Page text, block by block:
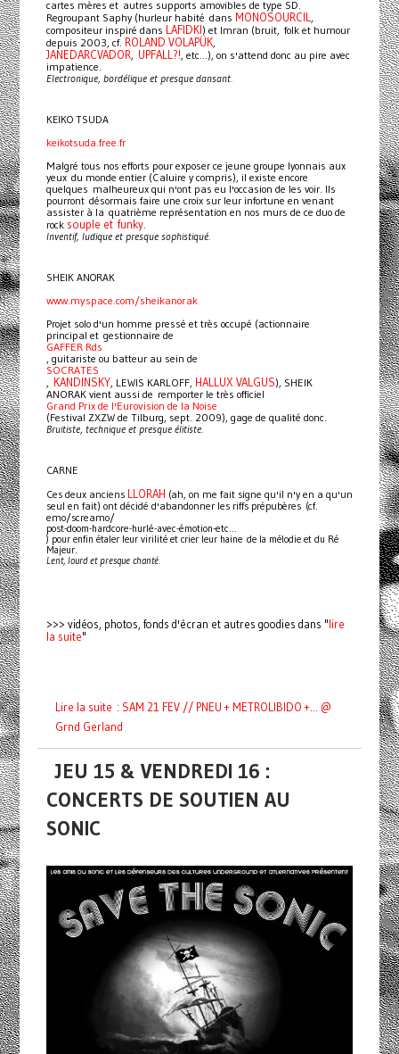
cartes mères et autres supports amovibles de type SD.
Regroupant Saphy (hurleur habité dans MONOSOURCIL ,
compositeur inspiré dans LAFIDKI) et Imran (bruit, folk et humour
depuis 2003, cf. ROLAND VOLAPÜK,
JANEDARCVADOR, UPFALL?!, etc...), on s'attend donc au pire avec
impatience.
Electronique, bordélique et presque dansant.
KEIKO TSUDA
keikotsuda.free.fr
Malgré tous nos efforts pour exposer ce jeune groupe lyonnais aux
yeux du monde entier (Caluire y compris), il existe encore
quelques malheureux qui n'ont pas eu l'occasion de les voir. Ils
pourront désormais faire une croix sur leur infortune en venant
assister à la quatrième représentation en nos murs de ce duo de
rock souple et funky.
Inventif, ludique et presque sophistiqué.
SHEIK ANORAK
www.myspace.com/sheikanorak
Projet solo d'un homme pressé et très occupé (actionnaire
principal et gestionnaire de
GAFFER Rds
, guitariste ou batteur au sein de
SOCRATES
, KANDINSKY, LEWIS KARLOFF, HALLUX VALGUS), SHEIK
ANORAK vient aussi de remporter le très officiel
Grand Prix de l'Eurovision de la Noise
(Festival ZXZW de Tilburg, sept. 2009), gage de qualité donc.
Bruitiste, technique et presque élitiste.
CARNE
Ces deux anciens LLORAH (ah, on me fait signe qu'il n'y en a qu'un
seul en fait) ont décidé d'abandonner les riffs prépubères (cf.
emo/screamo/
post-doom-hardcore-hurlé-avec-émotion-etc...
) pour enfin étaler leur virilité et crier leur haine de la mélodie et du Ré
Majeur.
Lent, lourd et presque chanté.
>>> vidéos, photos, fonds d'écran et autres goodies dans "lire
la suite"
Lire la suite : SAM 21 FEV // PNEU + METROLIBIDO +... @
Grnd Gerland
JEU 15 & VENDREDI 16 :
CONCERTS DE SOUTIEN AU
SONIC